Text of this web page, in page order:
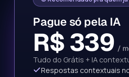
Pague só pela IA
R$ 339 /
Tudo do Grátis + IA
Respostas contextuais